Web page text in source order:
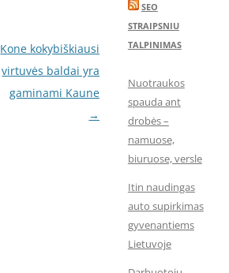
Kone kokybiškiausi
virtuvės baldai yra
gaminami Kaune
→
SEO
STRAIPSNIU
TALPINIMAS
Nuotraukos
spauda ant
drobės –
namuose,
biuruose, versle
Itin naudingas
auto supirkimas
gyvenantiems
Lietuvoje